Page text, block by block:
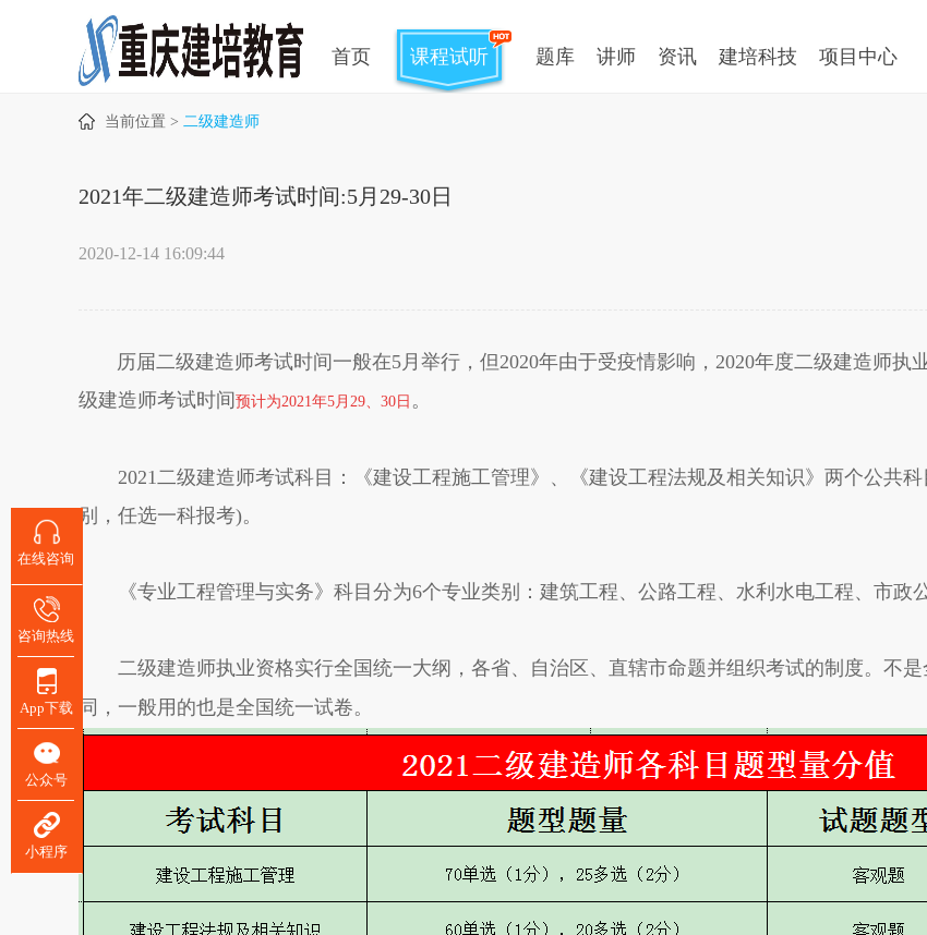
首页 课程试听 题库 讲师 资讯 建培科技 项目中心
当前位置 > 二级建造师
2021年二级建造师考试时间:5月29-30日
2020-12-14 16:09:44
历届二级建造师考试时间一般在5月举行，但2020年由于受疫情影响，2020年度二级建造师执
级建造师考试时间 预计为2021年5月29、30日 。
2021二级建造师考试科目：《建设工程施工管理》、《建设工程法规及相关知识》两个公共
别，任选一科报考)。
《专业工程管理与实务》科目分为6个专业类别：建筑工程、公路工程、水利水电工程、市政公
二级建造师执业资格实行全国统一大纲，各省、自治区、直辖市命题并组织考试的制度。不是
同，一般用的也是全国统一试卷。
在线咨询
咨询热线
App下载
公众号
小程序